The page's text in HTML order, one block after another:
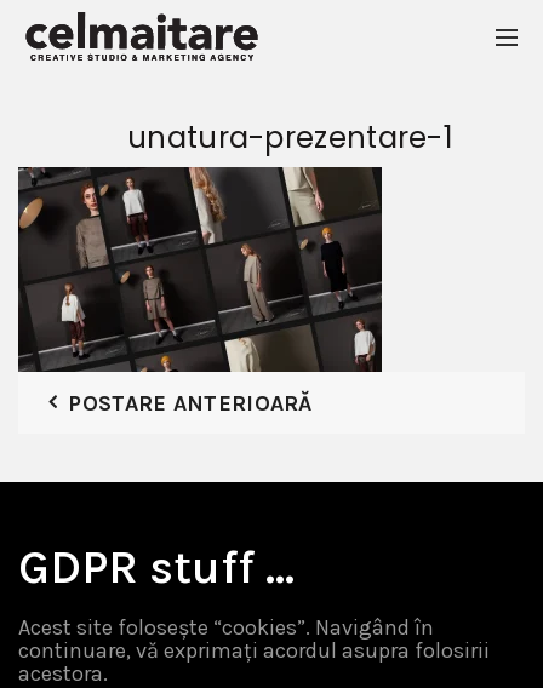
unatura-prezentare-1
POSTARE ANTERIOARĂ
GDPR stuff …
Acest site folosește “cookies”. Navigând în
continuare, vă exprimați acordul asupra folosirii
acestora.